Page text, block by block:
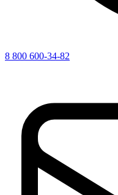
8 800 600-34-82